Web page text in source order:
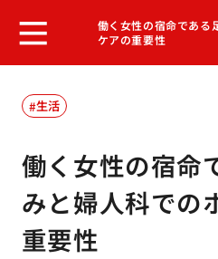
働く女性の宿命である
ケアの重要性
生活
働く女性の宿命
みと婦人科での
重要性